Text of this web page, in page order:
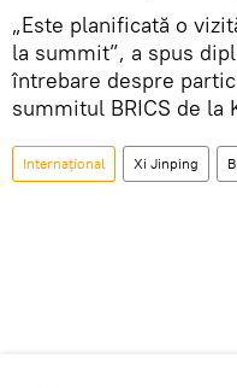
„Este planificată o
la summit”, a spus
întrebare despre
summitul BRICS de la
Internațional Xi Jinping